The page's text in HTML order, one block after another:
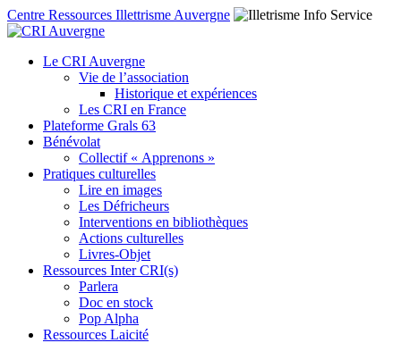
Centre Ressources Illettrisme Auvergne
Le CRI Auvergne
Vie de l’association
Historique et expériences
Les CRI en France
Plateforme Grals 63
Bénévolat
Collectif « Apprenons »
Pratiques culturelles
Lire en images
Les Défricheurs
Interventions en bibliothèques
Actions culturelles
Livres-Objet
Ressources Inter CRI(s)
Parlera
Doc en stock
Pop Alpha
Ressources Laicité